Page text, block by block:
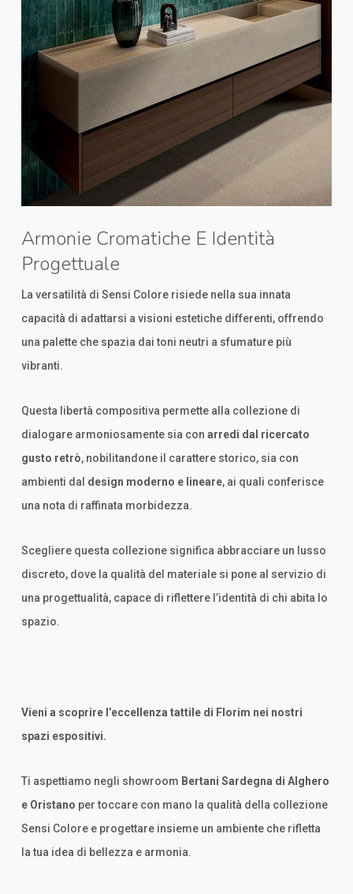
Armonie Cromatiche E Identità
Progettuale
La versatilità di Sensi Colore risiede nella sua innata
capacità di adattarsi a visioni estetiche differenti, offrendo
una palette che spazia dai toni neutri a sfumature più
vibranti.
Questa libertà compositiva permette alla collezione di
dialogare armoniosamente sia con arredi dal ricercato
gusto retrò, nobilitandone il carattere storico, sia con
ambienti dal design moderno e lineare, ai quali conferisce
una nota di raffinata morbidezza.
Scegliere questa collezione significa abbracciare un lusso
discreto, dove la qualità del materiale si pone al servizio di
una progettualità, capace di riflettere l’identità di chi abita lo
spazio.
Vieni a scoprire l’eccellenza tattile di Florim nei nostri
spazi espositivi.
Ti aspettiamo negli showroom Bertani Sardegna di Alghero
e Oristano per toccare con mano la qualità della collezione
Sensi Colore e progettare insieme un ambiente che rifletta
la tua idea di bellezza e armonia.